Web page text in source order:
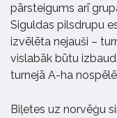
pārsteigums arī
Siguldas pilsdrupu
izvēlēta nejauši –
vislabāk būtu
turnejā A-ha
Biļetes uz norvēģu